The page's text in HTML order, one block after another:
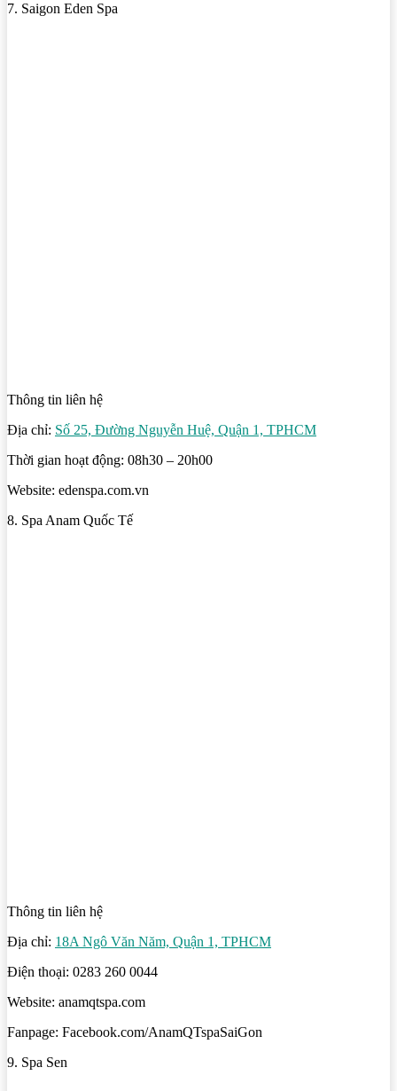
7. Saigon Eden Spa
Thông tin liên hệ
Địa chỉ: Số 25, Đường Nguyễn Huệ, Quận 1, TPHCM
Thời gian hoạt động: 08h30 – 20h00
Website: edenspa.com.vn
8. Spa Anam Quốc Tế
Thông tin liên hệ
Địa chỉ: 18A Ngô Văn Năm, Quận 1, TPHCM
Điện thoại: 0283 260 0044
Website: anamqtspa.com
Fanpage: Facebook.com/AnamQTspaSaiGon
9. Spa Sen